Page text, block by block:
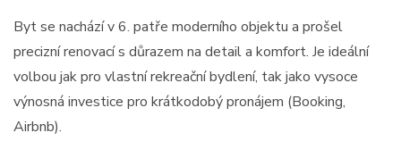
Byt se nachází v 6. patře moderního objektu a prošel
precizní renovací s důrazem na detail a komfort. Je ideální
volbou jak pro vlastní rekreační bydlení, tak jako vysoce
výnosná investice pro krátkodobý pronájem (Booking,
Airbnb).